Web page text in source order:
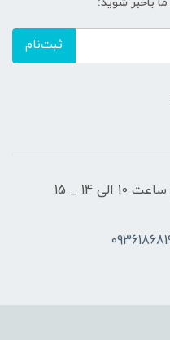
ثبت‌نام
ساعات کاری شنبه تا پنج شنبه از ساعت 10 الی 14 _ 15